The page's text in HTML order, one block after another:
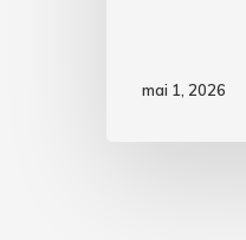
mai 1, 2026